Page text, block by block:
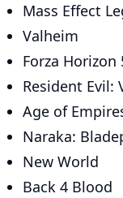
Mass Effect
Valheim
Forza Horizon
Resident Evil:
Age of
Naraka:
New World
Back 4 Blood